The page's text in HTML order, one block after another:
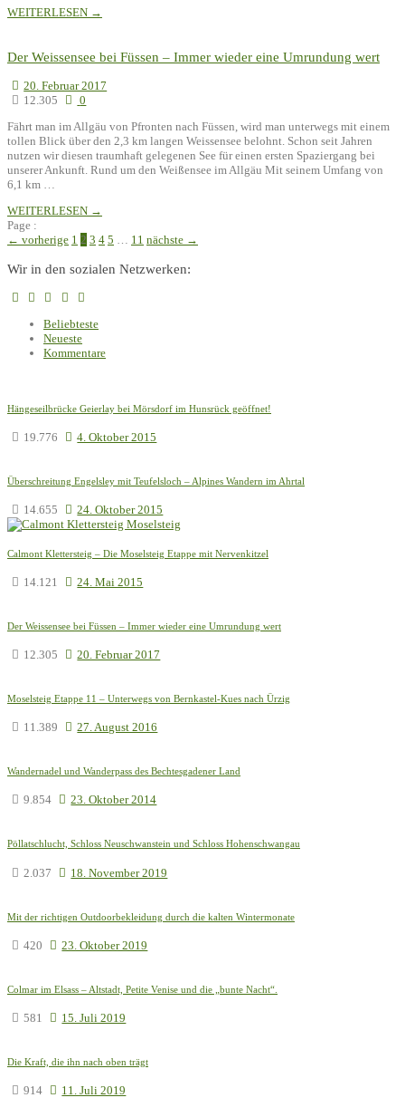
WEITERLESEN →
Der Weissensee bei Füssen – Immer wieder eine Umrundung wert
20. Februar 2017
12.305
0
Fährt man im Allgäu von Pfronten nach Füssen, wird man unterwegs mit einem
tollen Blick über den 2,3 km langen Weissensee belohnt. Schon seit Jahren
nutzen wir diesen traumhaft gelegenen See für einen ersten Spaziergang bei
unserer Ankunft. Rund um den Weißensee im Allgäu Mit seinem Umfang von
6,1 km …
WEITERLESEN →
Page :
← vorherige 1 2 3 4 5 11 nächste →
Wir in den sozialen Netzwerken:
Beliebteste
Neueste
Kommentare
Hängeseilbrücke Geierlay bei Mörsdorf im Hunsrück geöffnet!
19.776 4. Oktober 2015
Überschreitung Engelsley mit Teufelsloch – Alpines Wandern im Ahrtal
14.655 24. Oktober 2015
Calmont Klettersteig – Die Moselsteig Etappe mit Nervenkitzel
14.121 24. Mai 2015
Der Weissensee bei Füssen – Immer wieder eine Umrundung wert
12.305 20. Februar 2017
Moselsteig Etappe 11 – Unterwegs von Bernkastel-Kues nach Ürzig
11.389 27. August 2016
Wandernadel und Wanderpass des Bechtesgadener Land
9.854 23. Oktober 2014
Pöllatschlucht, Schloss Neuschwanstein und Schloss Hohenschwangau
2.037 18. November 2019
Mit der richtigen Outdoorbekleidung durch die kalten Wintermonate
420 23. Oktober 2019
Colmar im Elsass – Altstadt, Petite Venise und die „bunte Nacht“.
581 15. Juli 2019
Die Kraft, die ihn nach oben trägt
914 11. Juli 2019